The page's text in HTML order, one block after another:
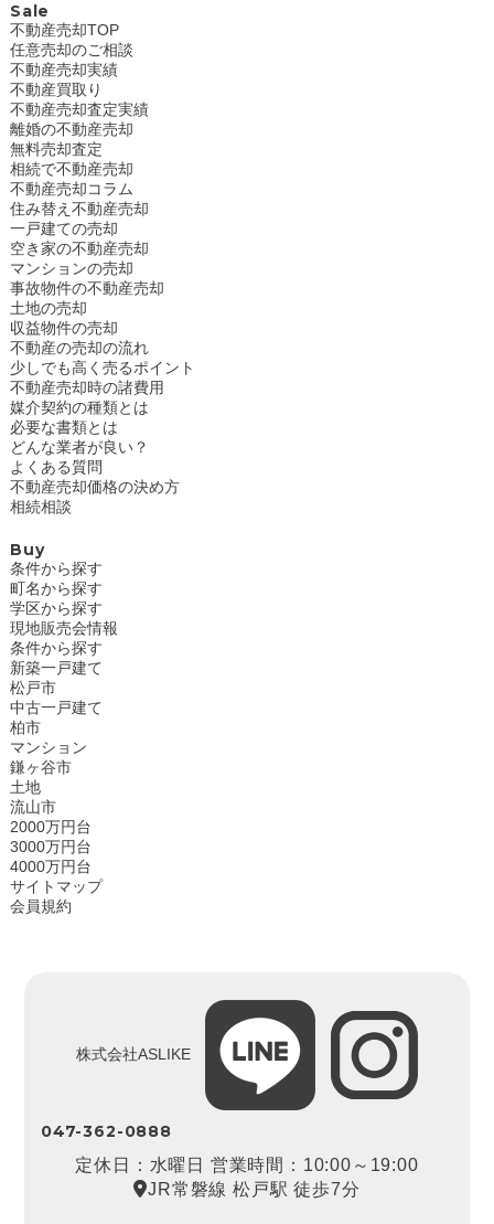
Sale
不動産売却TOP
任意売却のご相談
不動産売却実績
不動産買取り
不動産売却査定実績
離婚の不動産売却
無料売却査定
相続で不動産売却
不動産売却コラム
住み替え不動産売却
一戸建ての売却
空き家の不動産売却
マンションの売却
事故物件の不動産売却
土地の売却
収益物件の売却
不動産の売却の流れ
少しでも高く売るポイント
不動産売却時の諸費用
媒介契約の種類とは
必要な書類とは
どんな業者が良い？
よくある質問
不動産売却価格の決め方
相続相談
Buy
条件から探す
町名から探す
学区から探す
現地販売会情報
条件から探す
新築一戸建て
松戸市
中古一戸建て
柏市
マンション
鎌ヶ谷市
土地
流山市
2000万円台
3000万円台
4000万円台
サイトマップ
会員規約
株式会社ASLIKE
047-362-0888
定休日：水曜日 営業時間：10:00～19:00
JR常磐線 松戸駅 徒歩7分